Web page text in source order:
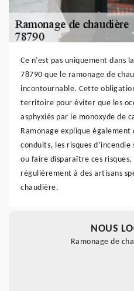
Ce n’est pas uniquement dans
78790 que le ramonage de
incontournable. Cette
territoire pour éviter que les
asphyxiés par le monoxyde de
Ramonage explique également
conduits, les risques
ou faire disparaître ces risques,
régulièrement à des artisans
chaudière.
NOUS
Ramonage de